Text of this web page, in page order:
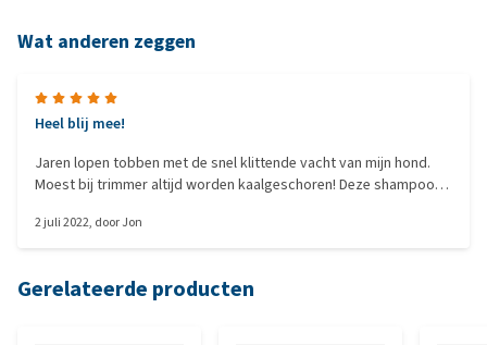
Wat anderen zeggen
Heel blij mee!
Jaren lopen tobben met de snel klittende vacht van mijn hond.
Moest bij trimmer altijd worden kaalgeschoren! Deze shampoo
eigenlijk al opgegeven dat er een goede shampoo voor zijn vacht
2 juli 2022, doorJon
Gerelateerde producten